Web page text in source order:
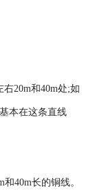
20m和40m处;如
本在这条直线
40m长的铜线。